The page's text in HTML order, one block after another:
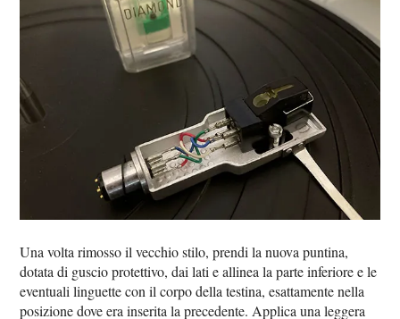
Una volta rimosso il vecchio stilo, prendi la nuova puntina,
dotata di guscio protettivo, dai lati e allinea la parte inferiore e le
eventuali linguette con il corpo della testina, esattamente nella
posizione dove era inserita la precedente. Applica una leggera